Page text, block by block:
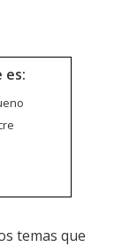
es:
temas que